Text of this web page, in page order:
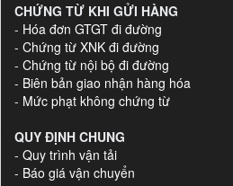
CHỨNG TỪ KHI GỬI HÀNG
- Hóa đơn GTGT đi đường
- Chứng từ XNK đi đường
- Chứng từ nội bộ đi đường
- Biên bản giao nhận hàng hóa
- Mức phạt không chứng từ
QUY ĐỊNH CHUNG
- Quy trình vận tải
- Báo giá vận chuyển